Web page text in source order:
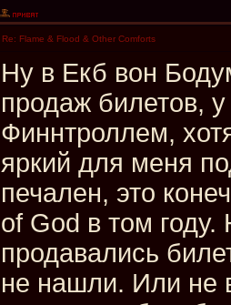
Re: Flame & Flood & Other Comforts
Ну в Екб вон
продаж билетов,
Финнтроллем,
яркий для меня
печален, это
of God в том
продавались
не нашли. Или не